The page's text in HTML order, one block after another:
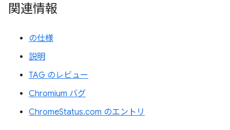
関連情報
の仕様
説明
TAG のレビュー
Chromium バグ
ChromeStatus.com のエントリ